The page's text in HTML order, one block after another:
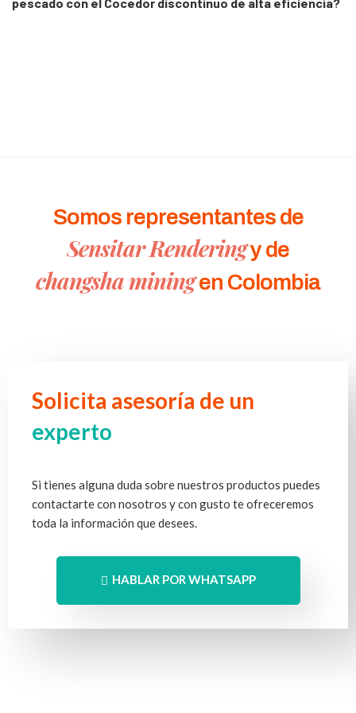
Somos representantes de
Sensitar Renderingy de
changsha miningen Colombia
Solicita asesoría de un
experto
Si tienes alguna duda sobre nuestros productos puedes
contactarte con nosotros y con gusto te ofreceremos
toda la información que desees.
HABLAR POR WHATSAPP